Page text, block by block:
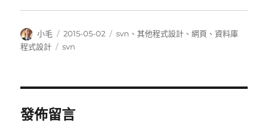
作
者
小毛
發
佈
2015-05-02
分
svn 、其他程式設計 、網頁 、資料庫
程式設計
標
svn
發佈留言